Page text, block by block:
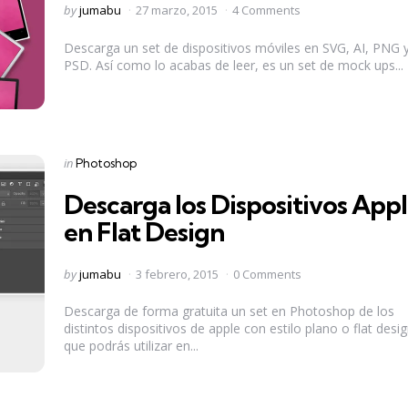
Posted
byjumabu 27 marzo, 2015 4 Comments
Descarga un set de dispositivos móviles en SVG, AI, PNG
PSD. Así como lo acabas de leer, es un set de mock ups...
Categories
Posted
in Photoshop
Descarga los Dispositivos
en Flat Design
Posted
byjumabu 3 febrero, 2015 0 Comments
Descarga de forma gratuita un set en Photoshop de los
distintos dispositivos de apple con estilo plano o flat
que podrás utilizar en...